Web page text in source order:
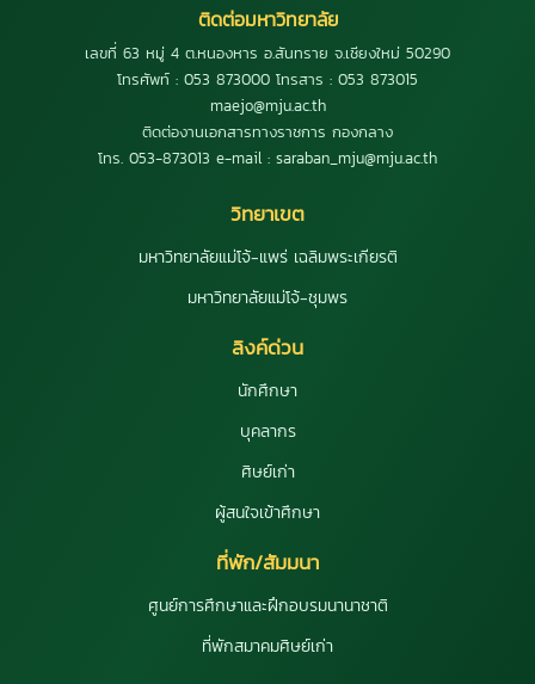
ติดต่อมหาวิทยาลัย
เลขที่ 63 หมู่ 4 ต.หนองหาร อ.สันทราย จ.เชียงใหม่ 50290
โทรศัพท์ : 053 873000 โทรสาร : 053 873015
maejo@mju.ac.th
ติดต่องานเอกสารทางราชการ กองกลาง
โทร. 053-873013 e-mail : saraban_mju@mju.ac.th
วิทยาเขต
มหาวิทยาลัยแม่โจ้-แพร่ เฉลิมพระเกียรติ
มหาวิทยาลัยแม่โจ้-ชุมพร
ลิงค์ด่วน
นักศึกษา
บุคลากร
ศิษย์เก่า
ผู้สนใจเข้าศึกษา
ที่พัก/สัมมนา
ศูนย์การศึกษาและฝึกอบรมนานาชาติ
ที่พักสมาคมศิษย์เก่า